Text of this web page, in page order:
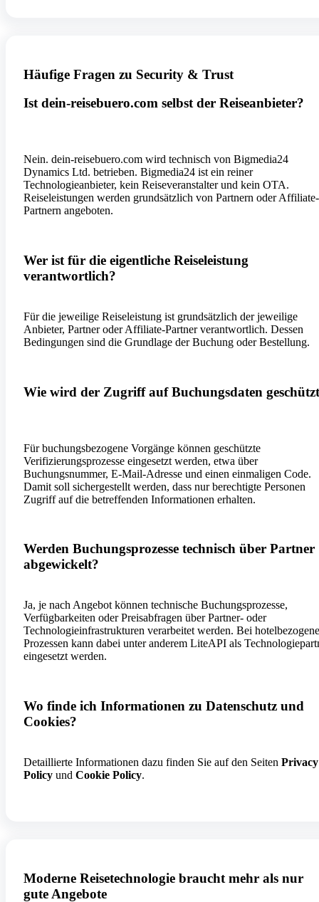
Häufige Fragen zu Security & Trust
Ist dein-reisebuero.com selbst der Reiseanbieter?
Nein. dein-reisebuero.com wird technisch von Bigmedia24
Dynamics Ltd. betrieben. Bigmedia24 ist ein reiner
Technologieanbieter, kein Reiseveranstalter und kein OTA.
Reiseleistungen werden grundsätzlich von Partnern oder Affiliate-
Partnern angeboten.
Wer ist für die eigentliche Reiseleistung
verantwortlich?
Für die jeweilige Reiseleistung ist grundsätzlich der jeweilige
Anbieter, Partner oder Affiliate-Partner verantwortlich. Dessen
Bedingungen sind die Grundlage der Buchung oder Bestellung.
Wie wird der Zugriff auf Buchungsdaten
Für buchungsbezogene Vorgänge können geschützte
Verifizierungsprozesse eingesetzt werden, etwa über
Buchungsnummer, E-Mail-Adresse und einen einmaligen Code.
Damit soll sichergestellt werden, dass nur berechtigte Personen
Zugriff auf die betreffenden Informationen erhalten.
Werden Buchungsprozesse technisch über Partner
abgewickelt?
Ja, je nach Angebot können technische Buchungsprozesse,
Verfügbarkeiten oder Preisabfragen über Partner- oder
Technologieinfrastrukturen verarbeitet werden. Bei
Prozessen kann dabei unter anderem LiteAPI als
eingesetzt werden.
Wo finde ich Informationen zu Datenschutz und
Cookies?
Detaillierte Informationen dazu finden Sie auf den Seiten Privacy
Policy und Cookie Policy.
Moderne Reisetechnologie braucht mehr als nur
gute Angebote